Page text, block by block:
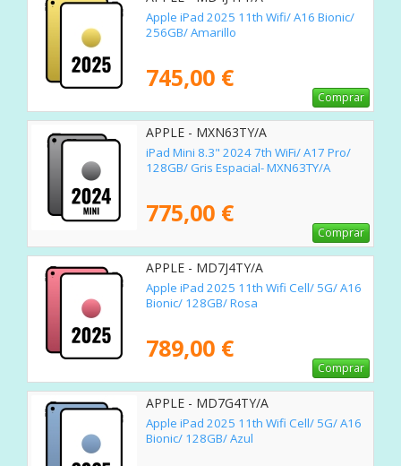
Apple iPad 2025 11th Wifi/ A16 Bionic/
256GB/ Amarillo
745,00 €
Comprar
APPLE - MXN63TY/A
iPad Mini 8.3" 2024 7th WiFi/ A17 Pro/
128GB/ Gris Espacial- MXN63TY/A
775,00 €
Comprar
APPLE - MD7J4TY/A
Apple iPad 2025 11th Wifi Cell/ 5G/ A16
Bionic/ 128GB/ Rosa
789,00 €
Comprar
APPLE - MD7G4TY/A
Apple iPad 2025 11th Wifi Cell/ 5G/ A16
Bionic/ 128GB/ Azul